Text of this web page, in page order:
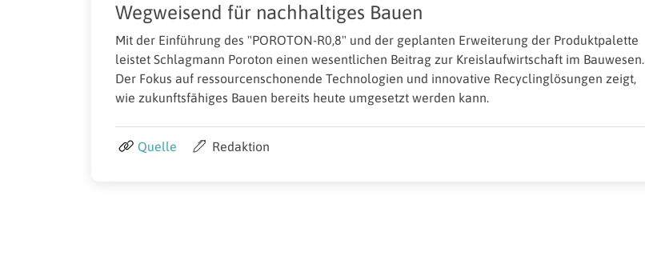
Wegweisend für nachhaltiges Bauen
Mit der Einführung des "POROTON-R0,8" und der geplanten Erweiterung der Produktpalette
leistet Schlagmann Poroton einen wesentlichen Beitrag zur Kreislaufwirtschaft im Bauwesen.
Der Fokus auf ressourcenschonende Technologien und innovative Recyclinglösungen zeigt,
wie zukunftsfähiges Bauen bereits heute umgesetzt werden kann.
Quelle Redaktion